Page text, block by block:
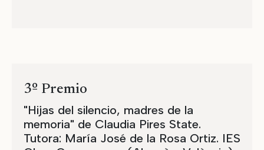
3º Premio
"Hijas del silencio, madres de la
memoria" de Claudia Pires State.
Tutora: María José de la Rosa Ortiz. IES